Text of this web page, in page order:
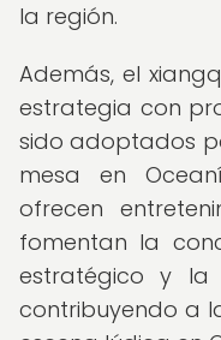
la región.
Además, el
estrategia con
sido adoptados
mesa en
ofrecen
fomentan la
estratégico y la
contribuyendo a